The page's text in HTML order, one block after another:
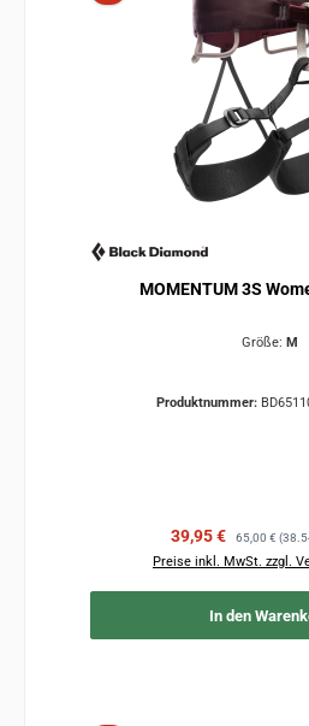
MOMENTUM 3S
Größe: M
Produktnummer:
Verkaufspreis:
39,95 € Regulärer
65,00 €
Preise inkl. MwSt. zzgl.
In den